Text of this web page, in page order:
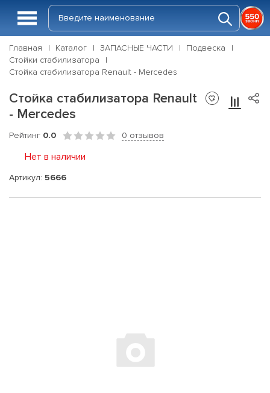
Главная Каталог ЗАПАСНЫЕ ЧАСТИ
Подвеска
Стойки стабилизатора
Стойка стабилизатора Renault - Mercedes
Стойка стабилизатора Renault
- Mercedes
Рейтинг 0.0 0 отзывов
Нет в наличии
Артикул: 5666